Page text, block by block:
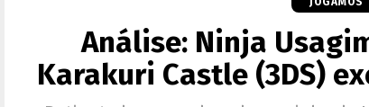
Análise: Ninja
Karakuri Castle (3DS)